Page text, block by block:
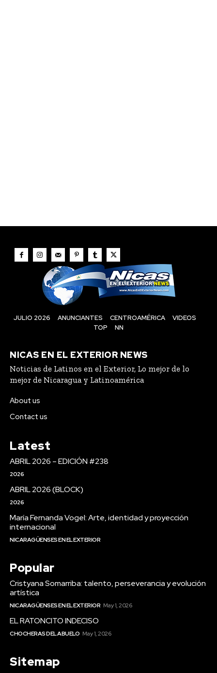
JULIO 2026 ANUNCIANTES CENTROAMÉRICA
VIDEOS
TOP
NN
NICAS EN EL EXTERIOR NEWS
Noticias de Latinos en el Exterior, Lo mejor de lo
mejor de Nicaragua y Latinoamérica
About us
Contact us
Latest
ABRIL 2026 – EDICIÓN #238
2026
ABRIL 2026 (BLOCK)
2026
María Fernanda Vogel: Arte, identidad y proyección
internacional
NICARAGÜENSES EN EL EXTERIOR
Popular
Cristyana Somarriba: talento, perseverancia y evolución
artística
NICARAGÜENSES EN EL EXTERIOR May 1, 2026
EL RATONCITO INDECISO
CHOCHERAS DEL ABUELO May 1, 2026
Sitemap